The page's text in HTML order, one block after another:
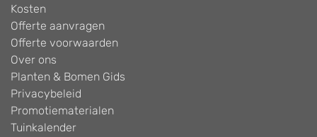
Kosten
Offerte aanvragen
Offerte voorwaarden
Over ons
Planten & Bomen Gids
Privacybeleid
Promotiematerialen
Tuinkalender